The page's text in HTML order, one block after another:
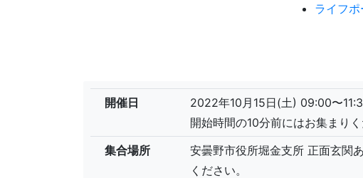
ライフ
開催日
2022年10月15日(土) 09:00〜
開始時間の10分前にはお集まりく
集合場所
安曇野市役所堀金支所 正面玄関
ください。